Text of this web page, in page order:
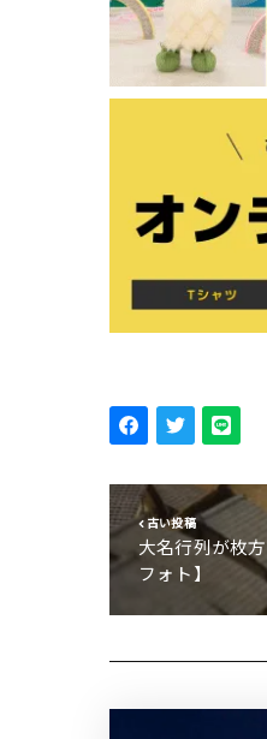
古い投稿
大名行列が枚
フォト】